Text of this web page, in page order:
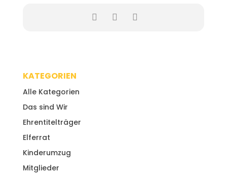
KATEGORIEN
Alle Kategorien
Das sind Wir
Ehrentitelträger
Elferrat
Kinderumzug
Mitglieder